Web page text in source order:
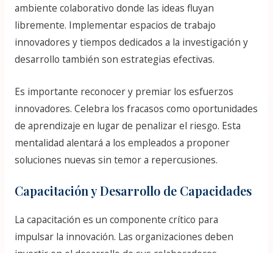
ambiente colaborativo donde las ideas fluyan
libremente. Implementar espacios de trabajo
innovadores y tiempos dedicados a la investigación y
desarrollo también son estrategias efectivas.
Es importante reconocer y premiar los esfuerzos
innovadores. Celebra los fracasos como oportunidades
de aprendizaje en lugar de penalizar el riesgo. Esta
mentalidad alentará a los empleados a proponer
soluciones nuevas sin temor a repercusiones.
Capacitación y Desarrollo de Capacidades
La capacitación es un componente crítico para
impulsar la innovación. Las organizaciones deben